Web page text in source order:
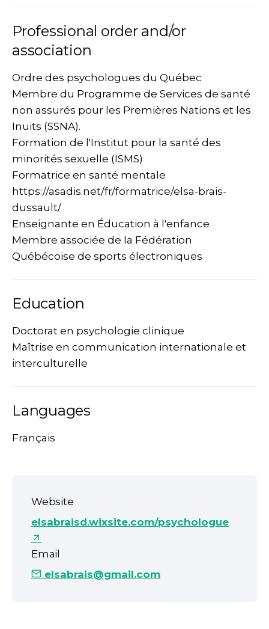
Professional order and/or
association
Ordre des psychologues du Québec
Membre du Programme de Services de santé
non assurés pour les Premières Nations et les
Inuits (SSNA).
Formation de l'Institut pour la santé des
minorités sexuelle (ISMS)
Formatrice en santé mentale
https://asadis.net/fr/formatrice/elsa-brais-
dussault/
Enseignante en Éducation à l'enfance
Membre associée de la Fédération
Québécoise de sports électroniques
Education
Doctorat en psychologie clinique
Maîtrise en communication internationale et
interculturelle
Languages
Français
Website
elsabraisd.wixsite.com/psychologue
Email
elsabrais@gmail.com